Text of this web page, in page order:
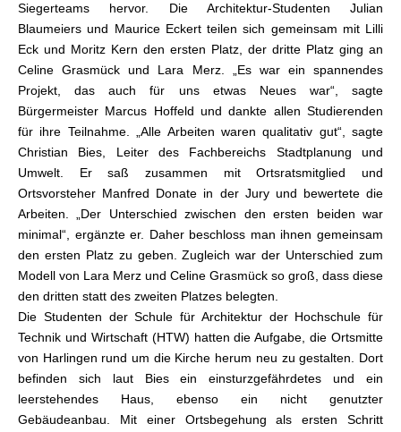
Siegerteams hervor. Die Architektur-Studenten Julian
Blaumeiers und Maurice Eckert teilen sich gemeinsam mit Lilli
Eck und Moritz Kern den ersten Platz, der dritte Platz ging an
Celine Grasmück und Lara Merz. „Es war ein spannendes
Projekt, das auch für uns etwas Neues war“, sagte
Bürgermeister Marcus Hoffeld und dankte allen Studierenden
für ihre Teilnahme. „Alle Arbeiten waren qualitativ gut“, sagte
Christian Bies, Leiter des Fachbereichs Stadtplanung und
Umwelt. Er saß zusammen mit Ortsratsmitglied und
Ortsvorsteher Manfred Donate in der Jury und bewertete die
Arbeiten. „Der Unterschied zwischen den ersten beiden war
minimal“, ergänzte er. Daher beschloss man ihnen gemeinsam
den ersten Platz zu geben. Zugleich war der Unterschied zum
Modell von Lara Merz und Celine Grasmück so groß, dass diese
den dritten statt des zweiten Platzes belegten.
Die Studenten der Schule für Architektur der Hochschule für
Technik und Wirtschaft (HTW) hatten die Aufgabe, die Ortsmitte
von Harlingen rund um die Kirche herum neu zu gestalten. Dort
befinden sich laut Bies ein einsturzgefährdetes und ein
leerstehendes Haus, ebenso ein nicht genutzter
Gebäudeanbau. Mit einer Ortsbegehung als ersten Schritt